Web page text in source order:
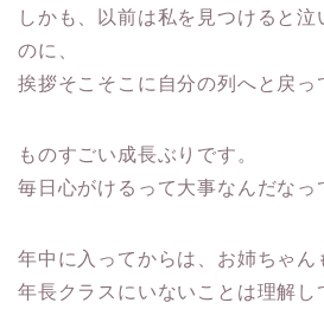
しかも、以前は私を見つけると泣
のに、
挨拶そこそこに自分の列へと戻っ
ものすごい成長ぶりです。
毎日心がけるって大事なんだなっ
年中に入ってからは、お姉ちゃん
年長クラスにいないことは理解し